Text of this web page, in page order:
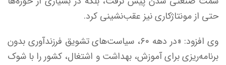
حتی از مونتاژکاری نیز عقب‌نشینی کرد.
وی افزود: «در دهه ۶۰، سیاست‌های تشویق فرزندآوری بدون
برنامه‌ریزی برای آموزش، بهداشت و اشتغال، کشور را با شوک